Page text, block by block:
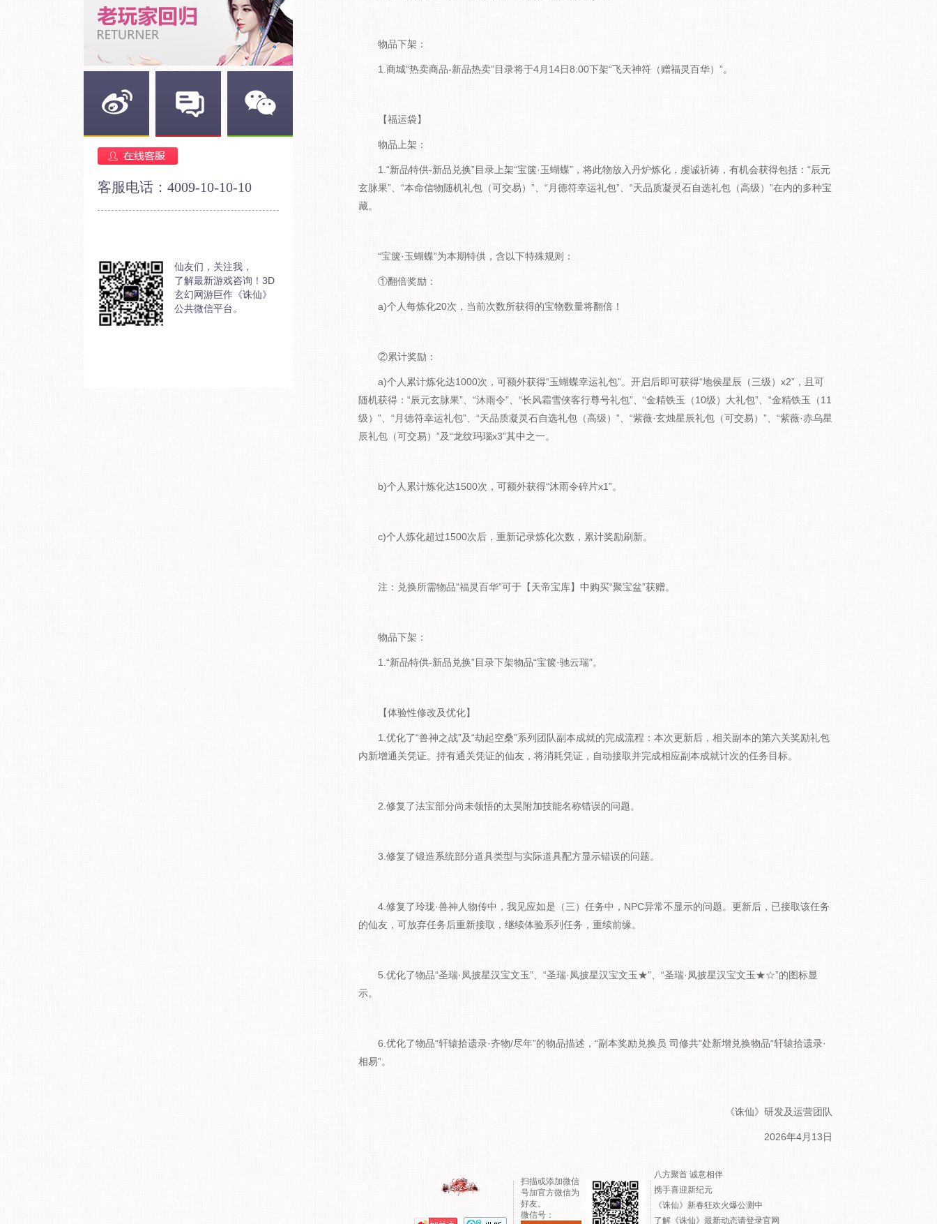
客服电话：4009-10-10-10
仙友们，关注我，
了解最新游戏咨询！3D
玄幻网游巨作《诛仙》
公共微信平台。
物品下架：
1.商城“热卖商品-新品热卖”目录将于4月14日8:00下架“飞天神符（赠福灵百华）”。
【福运袋】
物品上架：
1.“新品特供-新品兑换”目录上架“宝箧·玉蝴蝶”，将此物放入丹炉炼化，虔诚祈祷，有机会获得包括：“辰元
玄脉果”、“本命信物随机礼包（可交易）”、“月德符幸运礼包”、“天品质凝灵石自选礼包（高级）”在内的多种宝
藏。
“宝箧·玉蝴蝶”为本期特供，含以下特殊规则：
①翻倍奖励：
a)个人每炼化20次，当前次数所获得的宝物数量将翻倍！
②累计奖励：
a)个人累计炼化达1000次，可额外获得“玉蝴蝶幸运礼包”。开启后即可获得“地侯星辰（三级）x2”，且可
随机获得：“辰元玄脉果”、“沐雨令”、“长风霜雪侠客行尊号礼包”、“金精铁玉（10级）大礼包”、“金精铁玉（11
级）”、“月德符幸运礼包”、“天品质凝灵石自选礼包（高级）”、“紫薇·玄烛星辰礼包（可交易）”、“紫薇·赤乌星
辰礼包（可交易）”及“龙纹玛瑙x3”其中之一。
b)个人累计炼化达1500次，可额外获得“沐雨令碎片x1”。
c)个人炼化超过1500次后，重新记录炼化次数，累计奖励刷新。
注：兑换所需物品“福灵百华”可于【天帝宝库】中购买“聚宝盆”获赠。
物品下架：
1.“新品特供-新品兑换”目录下架物品“宝箧·驰云瑞”。
【体验性修改及优化】
1.优化了“兽神之战”及“劫起空桑”系列团队副本成就的完成流程：本次更新后，相关副本的第六关奖励礼包
内新增通关凭证。持有通关凭证的仙友，将消耗凭证，自动接取并完成相应副本成就计次的任务目标。
2.修复了法宝部分尚未领悟的太昊附加技能名称错误的问题。
3.修复了锻造系统部分道具类型与实际道具配方显示错误的问题。
4.修复了玲珑·兽神人物传中，我见应如是（三）任务中，NPC异常不显示的问题。更新后，已接取该任务
的仙友，可放弃任务后重新接取，继续体验系列任务，重续前缘。
5.优化了物品“圣瑞·凤披星汉宝文玉”、“圣瑞·凤披星汉宝文玉★”、“圣瑞·凤披星汉宝文玉★☆”的图标显
示。
6.优化了物品“轩辕拾遗录·齐物/尽年”的物品描述，“副本奖励兑换员 司修共”处新增兑换物品“轩辕拾遗录·
相易”。
《诛仙》研发及运营团队
2026年4月13日
扫描或添加微信
号加官方微信为
好友。
微信号：
八方聚首 诚意相伴
携手喜迎新纪元
《诛仙》新春狂欢火爆公测中
了解《诛仙》最新动态请登录官网